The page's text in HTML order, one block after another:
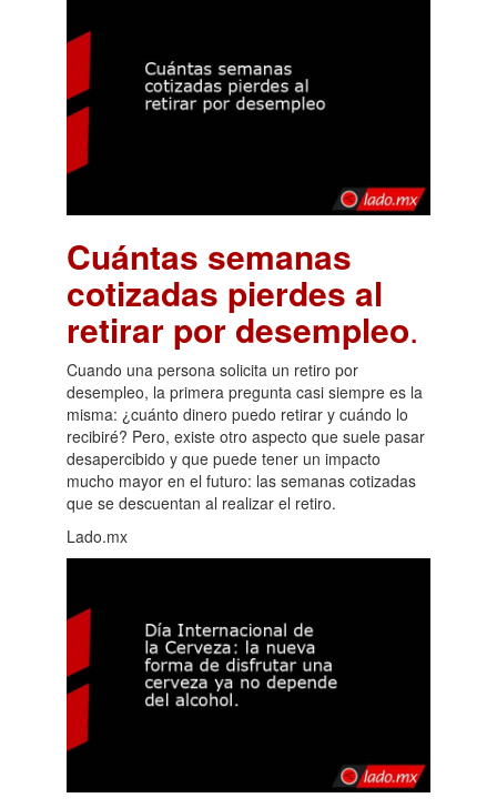
Cuántas semanas
cotizadas pierdes al
retirar por desempleo.
Cuando una persona solicita un retiro por
desempleo, la primera pregunta casi siempre es la
misma: ¿cuánto dinero puedo retirar y cuándo lo
recibiré? Pero, existe otro aspecto que suele pasar
desapercibido y que puede tener un impacto
mucho mayor en el futuro: las semanas cotizadas
que se descuentan al realizar el retiro.
Lado.mx